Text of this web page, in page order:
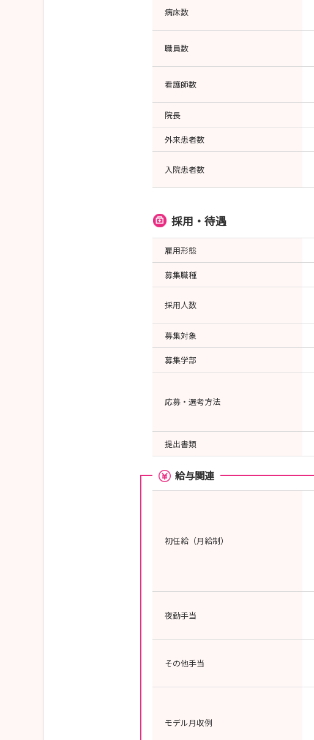
病床数
職員数
看護師数
院長
外来患者数
入院患者数
採用・待遇
雇用形態
募集職種
採用人数
募集対象
募集学部
応募・選考方法
提出書類
給与関連
初任給（月給制）
夜勤手当
その他手当
モデル月収例